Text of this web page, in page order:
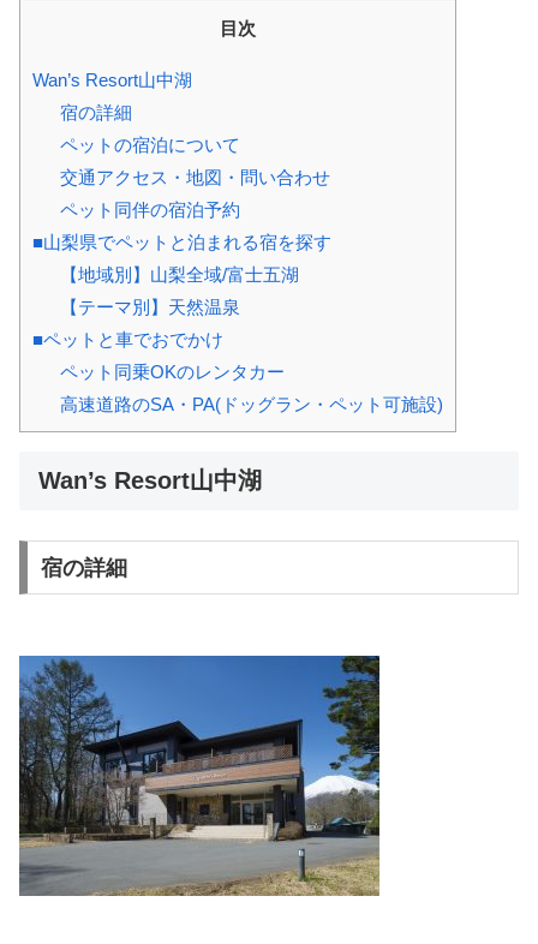
目次
Wan’s Resort山中湖
宿の詳細
ペットの宿泊について
交通アクセス・地図・問い合わせ
ペット同伴の宿泊予約
■山梨県でペットと泊まれる宿を探す
【地域別】山梨全域/富士五湖
【テーマ別】天然温泉
■ペットと車でおでかけ
ペット同乗OKのレンタカー
高速道路のSA・PA(ドッグラン・ペット可施設)
Wan’s Resort山中湖
宿の詳細